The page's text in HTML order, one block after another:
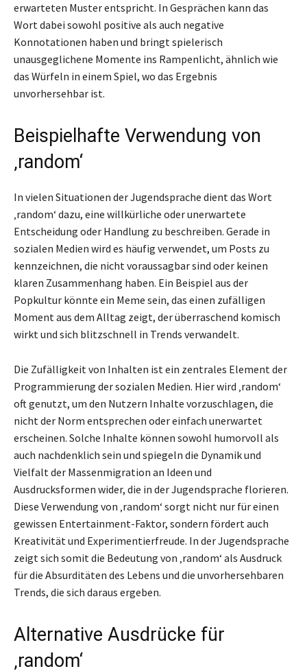
erwarteten Muster entspricht. In Gesprächen kann das
Wort dabei sowohl positive als auch negative
Konnotationen haben und bringt spielerisch
unausgeglichene Momente ins Rampenlicht, ähnlich wie
das Würfeln in einem Spiel, wo das Ergebnis
unvorhersehbar ist.
Beispielhafte Verwendung von
‚random‘
In vielen Situationen der Jugendsprache dient das Wort
‚random‘ dazu, eine willkürliche oder unerwartete
Entscheidung oder Handlung zu beschreiben. Gerade in
sozialen Medien wird es häufig verwendet, um Posts zu
kennzeichnen, die nicht voraussagbar sind oder keinen
klaren Zusammenhang haben. Ein Beispiel aus der
Popkultur könnte ein Meme sein, das einen zufälligen
Moment aus dem Alltag zeigt, der überraschend komisch
wirkt und sich blitzschnell in Trends verwandelt.
Die Zufälligkeit von Inhalten ist ein zentrales Element der
Programmierung der sozialen Medien. Hier wird ‚random‘
oft genutzt, um den Nutzern Inhalte vorzuschlagen, die
nicht der Norm entsprechen oder einfach unerwartet
erscheinen. Solche Inhalte können sowohl humorvoll als
auch nachdenklich sein und spiegeln die Dynamik und
Vielfalt der Massenmigration an Ideen und
Ausdrucksformen wider, die in der Jugendsprache florieren.
Diese Verwendung von ‚random‘ sorgt nicht nur für einen
gewissen Entertainment-Faktor, sondern fördert auch
Kreativität und Experimentierfreude. In der Jugendsprache
zeigt sich somit die Bedeutung von ‚random‘ als Ausdruck
für die Absurditäten des Lebens und die unvorhersehbaren
Trends, die sich daraus ergeben.
Alternative Ausdrücke für
‚random‘